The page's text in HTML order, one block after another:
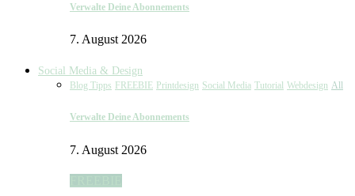
Verwalte Deine Abonnements
7. August 2026
Social Media & Design
Blog Tipps FREEBIE Printdesign Social Media Tutorial Webdesign All
Verwalte Deine Abonnements
7. August 2026